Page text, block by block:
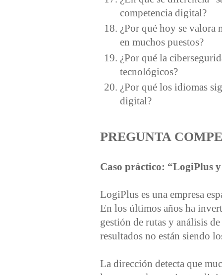
competencia digital?
¿Por qué hoy se valora
en muchos puestos?
¿Por qué la
tecnológicos?
¿Por qué los idiomas
digital?
PREGUNTA
Caso práctico: “LogiPlus
LogiPlus es una empresa
En los últimos años ha
gestión de rutas y análisis
resultados no están siendo
La dirección detecta que